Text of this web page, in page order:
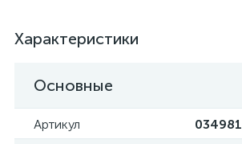
Характеристики
Основные
Артикул 034981